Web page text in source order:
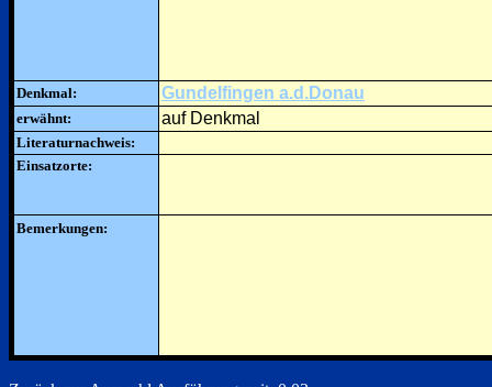
Denkmal: Gundelfingen a.d.Donau
erwähnt: auf Denkmal
Literaturnachweis:
Einsatzorte:
Bemerkungen: